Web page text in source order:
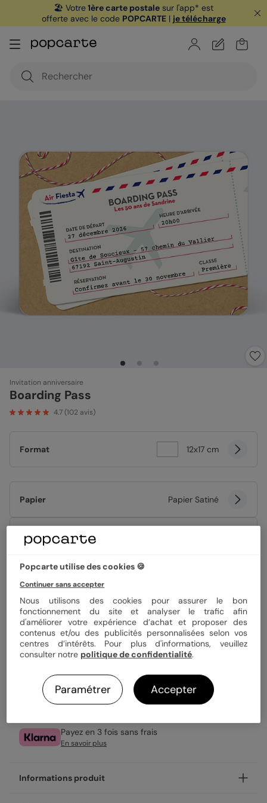
🏖️ Votre1ère carte postale sur l'app* est
offerte avec le code POPCARTE| je télécharge
Invitation anniversaire
Boarding Pass
4.7(102 avis)
Format 12x17 cm
Papier Papier Satiné
Quantité
1,19 €
Enveloppe blanche offerte
Fabrication française
Expédition rapide en 24h
Livraison gratuite avec Popcarte+
Payez en 3 fois sans frais
En savoir plus
Informations produit
Popcarte utilise des cookies 🍪
Continuer sans accepter
Nous utilisons des cookies pour assurer le bon
fonctionnement du site et analyser le trafic afin
d'améliorer votre expérience d’achat et proposer des
contenus et/ou des publicités personnalisées selon vos
centres d’intérêts. Pour plus d'informations, veuillez
consulter notre politique de confidentialité.
Paramétrer Accepter